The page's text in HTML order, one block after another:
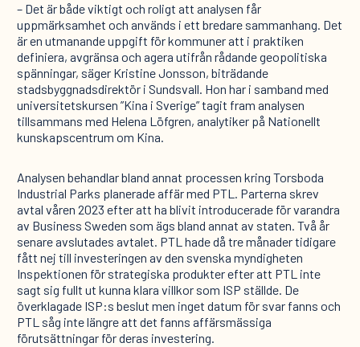
– Det är både viktigt och roligt att analysen får
uppmärksamhet och används i ett bredare sammanhang. Det
är en utmanande uppgift för kommuner att i praktiken
definiera, avgränsa och agera utifrån rådande geopolitiska
spänningar, säger Kristine Jonsson, biträdande
stadsbyggnadsdirektör i Sundsvall. Hon har i samband med
universitetskursen ”Kina i Sverige” tagit fram analysen
tillsammans med Helena Löfgren, analytiker på Nationellt
kunskapscentrum om Kina.
Analysen behandlar bland annat processen kring Torsboda
Industrial Parks planerade affär med PTL. Parterna skrev
avtal våren 2023 efter att ha blivit introducerade för varandra
av Business Sweden som ägs bland annat av staten. Två år
senare avslutades avtalet. PTL hade då tre månader tidigare
fått nej till investeringen av den svenska myndigheten
Inspektionen för strategiska produkter efter att PTL inte
sagt sig fullt ut kunna klara villkor som ISP ställde. De
överklagade ISP:s beslut men inget datum för svar fanns och
PTL såg inte längre att det fanns affärsmässiga
förutsättningar för deras investering.